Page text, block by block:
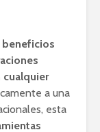
beneficios
cualquier
a una
esta